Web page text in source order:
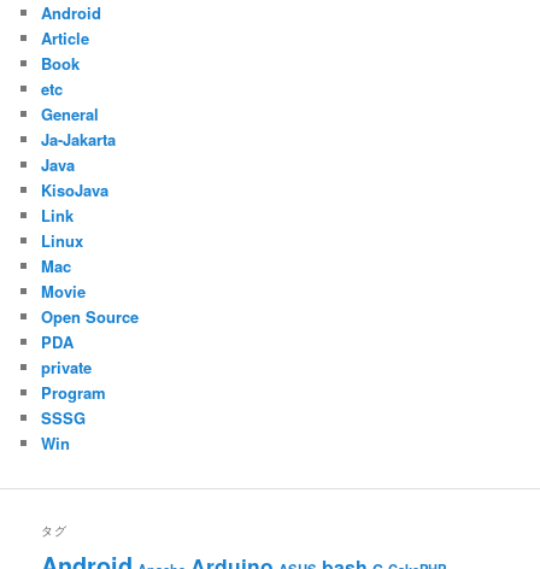
Android
Article
Book
etc
General
Ja-Jakarta
Java
KisoJava
Link
Linux
Mac
Movie
Open Source
PDA
private
Program
SSSG
Win
タグ